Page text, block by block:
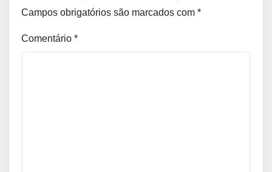
Campos obrigatórios são marcados com *
Comentário *